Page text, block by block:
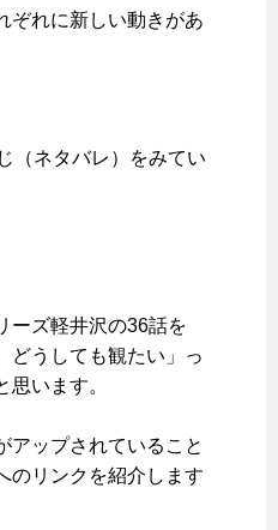
ぞれに新しい動きがあ
（ネタバレ）をみてい
ーズ軽井沢の36話を
どうしても観たい」っ
います。
アップされていること
のリンクを紹介します